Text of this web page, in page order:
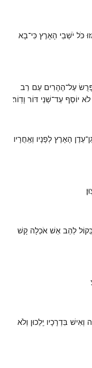
כֹּל יֹשְׁבֵי הָאָרֶץ כִּי־בָא
עַל־הֶהָרִים עַם רַב
יוֹסֵף עַד־שְׁנֵי דּוֹר וָדֽוֹר׃
הָאָרֶץ לְפָנָיו וְאַֽחֲרָיו
כְּקוֹל לַהַב אֵשׁ אֹכְלָה קָשׁ
בִּדְרָכָיו יֵֽלֵכוּן וְלֹא